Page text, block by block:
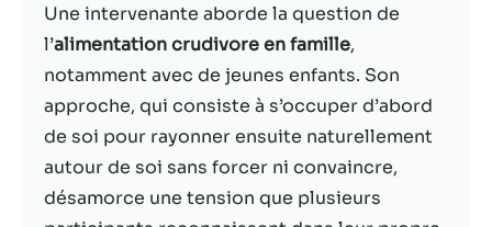
Une intervenante aborde la question de
l’alimentation crudivore en famille,
notamment avec de jeunes enfants. Son
approche, qui consiste à s’occuper d’abord
de soi pour rayonner ensuite naturellement
autour de soi sans forcer ni convaincre,
désamorce une tension que plusieurs
Experience
Afin que notre
fonctionne
aussi bien que
possible lors
Si vous refusez
ces cookies,
certaines